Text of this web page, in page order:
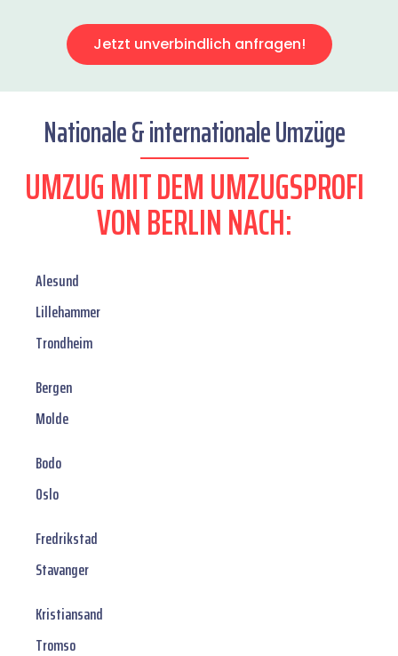
Jetzt unverbindlich anfragen!
Nationale & internationale Umzüge
UMZUG MIT DEM UMZUGSPROFI
VON BERLIN NACH:
Alesund
Lillehammer
Trondheim
Bergen
Molde
Bodo
Oslo
Fredrikstad
Stavanger
Kristiansand
Tromso